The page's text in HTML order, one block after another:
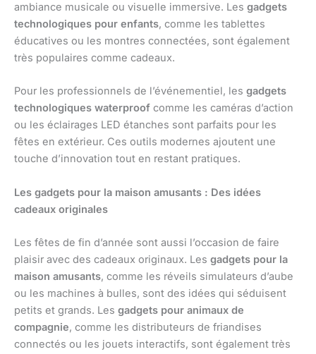
ambiance musicale ou visuelle immersive. Les gadgets
technologiques pour enfants, comme les tablettes
éducatives ou les montres connectées, sont également
très populaires comme cadeaux.
Pour les professionnels de l’événementiel, les gadgets
technologiques waterproof comme les caméras d’action
ou les éclairages LED étanches sont parfaits pour les
fêtes en extérieur. Ces outils modernes ajoutent une
touche d’innovation tout en restant pratiques.
Les gadgets pour la maison amusants : Des idées
cadeaux originales
Les fêtes de fin d’année sont aussi l’occasion de faire
plaisir avec des cadeaux originaux. Les gadgets pour la
maison amusants, comme les réveils simulateurs d’aube
ou les machines à bulles, sont des idées qui séduisent
petits et grands. Les gadgets pour animaux de
compagnie, comme les distributeurs de friandises
connectés ou les jouets interactifs, sont également très